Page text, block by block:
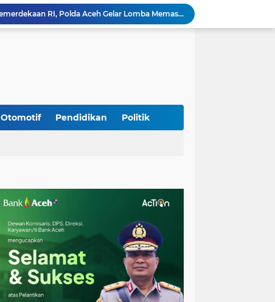
Meriahkan HUT Ke-81 Kemerdekaan RI, Polda Aceh Gelar Lomba Memasak Nasi Goreng dan Aneka Minuman
Babinsa Simpang Tiga Monitoring Harga Sembako, Pastikan Stabilitas dan Ketersediaan Bahan Pokok
Pimpin Upacara Pembaretan 65 Bintara Remaja Brimob, Kapolda Aceh: Baret Adalah Simbol Kehormatan
Otomotif Pendidikan Politik